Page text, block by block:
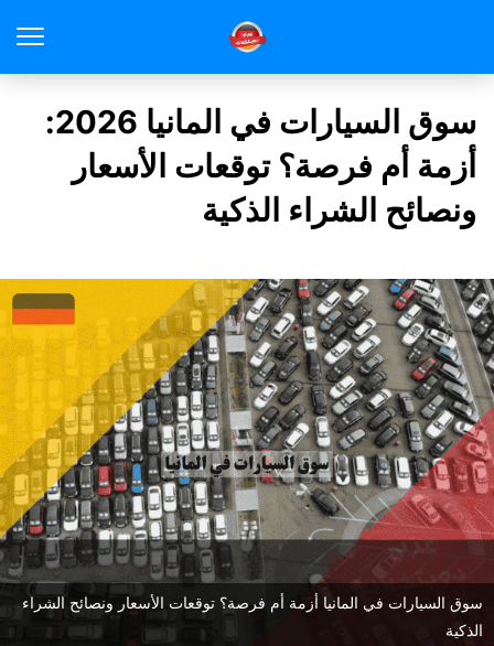
سوق السيارات في المانيا 2026:
أزمة أم فرصة؟ توقعات الأسعار
ونصائح الشراء الذكية
سوق السيارات في المانيا أزمة أم فرصة؟ توقعات الأسعار ونصائح الشراء
الذكية